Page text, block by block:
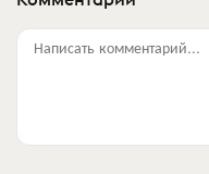
Написать комментарий...